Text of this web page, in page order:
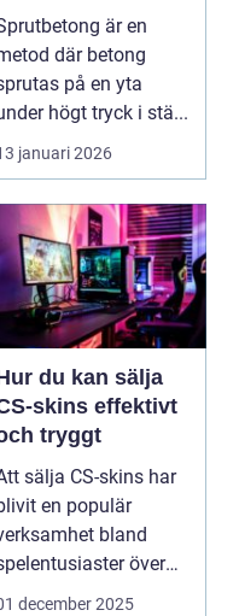
och betong
är en
där betong
på en yta
högt tryck i stä...
januari 2026
du kan sälja
skins effektivt
tryggt
sälja CS-skins har
en populär
bland
över
v...
december 2025